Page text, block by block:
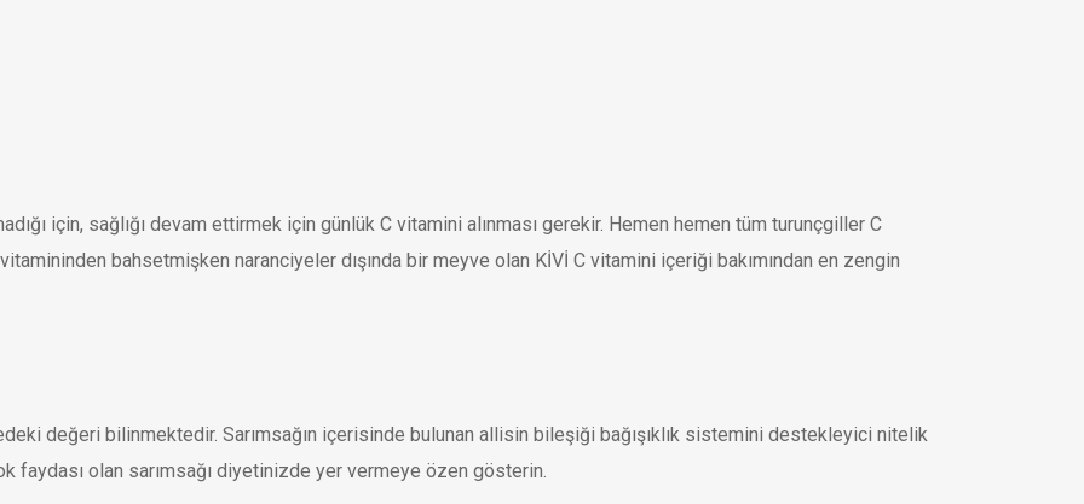
için, sağlığı devam ettirmek için günlük C vitamini alınması gerekir. Hemen hemen tüm turunçgiller C
bahsetmişken naranciyeler dışında bir meyve olan KİVİ C vitamini içeriği bakımından en zengin
değeri bilinmektedir. Sarımsağın içerisinde bulunan allisin bileşiği bağışıklık sistemini destekleyici nitelik
faydası olan sarımsağı diyetinizde yer vermeye özen gösterin.